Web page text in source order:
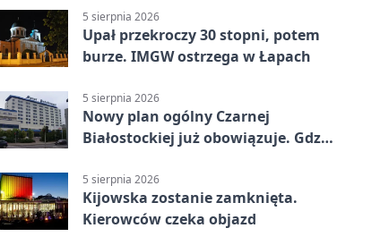
5 sierpnia 2026
Upał przekroczy 30 stopni, potem
burze. IMGW ostrzega w Łapach
5 sierpnia 2026
Nowy plan ogólny Czarnej
Białostockiej już obowiązuje. Gdzie
5 sierpnia 2026
Kijowska zostanie zamknięta.
Kierowców czeka objazd